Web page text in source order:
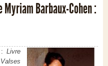
Barbaux-Cohen :
: Livre